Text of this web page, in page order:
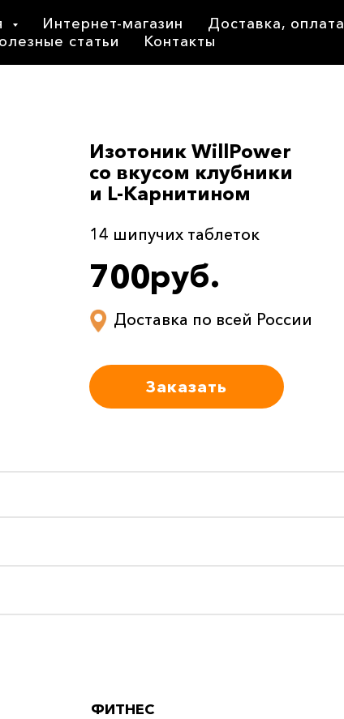
Интернет-магазин
Доставка, оплата
статьи
Контакты
Доставка по всей России
Изотоник WillPower
со вкусом клубники
и L-Карнитином
14 шипучих таблеток
700руб.
Заказать
ФИТНЕС